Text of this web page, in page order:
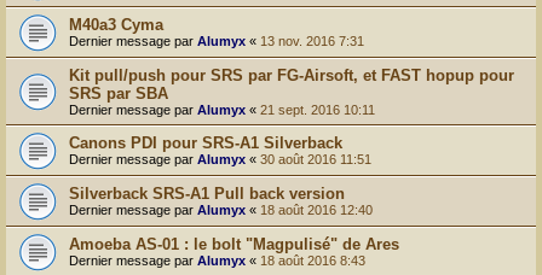
M40a3 Cyma
Dernier message par Alumyx « 13 nov. 2016 7:31
Kit pull/push pour SRS par FG-Airsoft, et FAST hopup pour
SRS par SBA
Dernier message par Alumyx « 21 sept. 2016 10:11
Canons PDI pour SRS-A1 Silverback
Dernier message par Alumyx « 30 août 2016 11:51
Silverback SRS-A1 Pull back version
Dernier message par Alumyx « 18 août 2016 12:40
Amoeba AS-01 : le bolt "Magpulisé" de Ares
Dernier message par Alumyx « 18 août 2016 8:43